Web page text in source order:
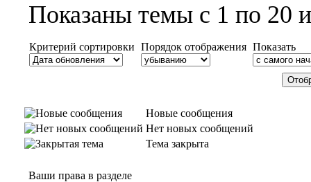
Показаны темы с 1 по 20
Критерий сортировки Порядок отображения Показать
Новые сообщения
Нет новых сообщений
Тема закрыта
Ваши права в разделе